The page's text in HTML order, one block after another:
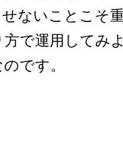
ないことこそ
で運用してみ
です。